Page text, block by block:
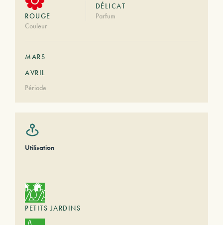
ROUGE
Couleur
DÉLICAT
Parfum
MARS
AVRIL
Période
Utilisation
PETITS JARDINS